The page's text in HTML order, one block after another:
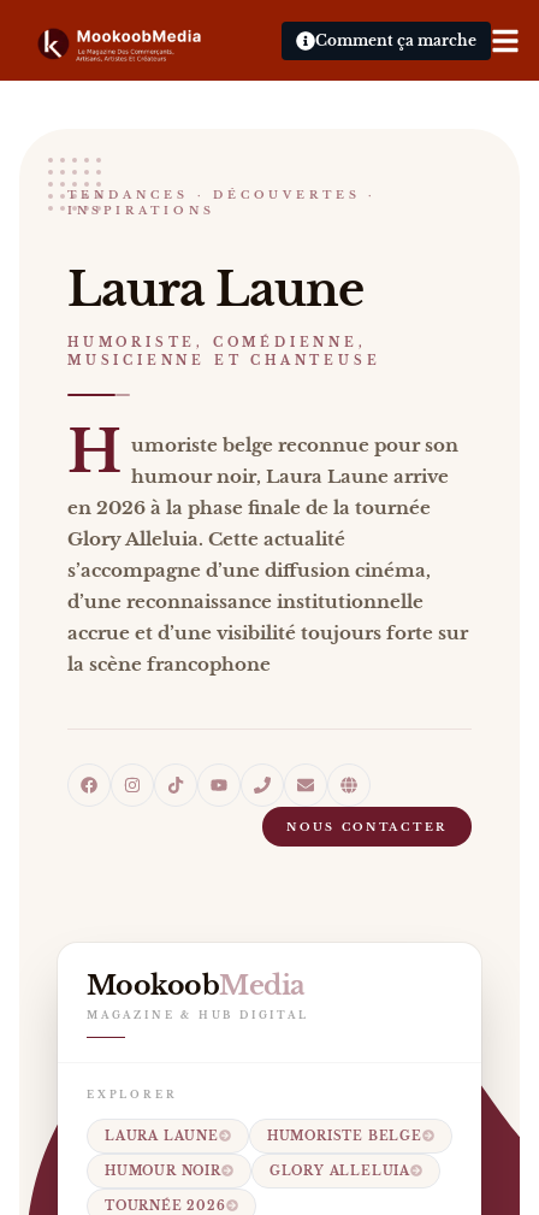
Comment ça marche
Laura Laune
HUMORISTE, COMÉDIENNE, MUSICIENNE ET
Laura Laune Humoriste belge reconnue pour
Catalogue :événements, presse, vidéos
TENDANCES · DÉCOUVERTES ·
INSPIRATIONS
Laura Laune
HUMORISTE, COMÉDIENNE,
MUSICIENNE ET CHANTEUSE
H umoriste belge reconnue pour son
humour noir, Laura Laune arrive
en 2026 à la phase finale de la tournée
Glory Alleluia. Cette actualité
s’accompagne d’une diffusion cinéma,
d’une reconnaissance institutionnelle
accrue et d’une visibilité toujours forte sur
la scène francophone
NOUS CONTACTER
MookoobMedia
MAGAZINE & HUB DIGITAL
EXPLORER
LAURA LAUNE HUMORISTE BELGE
HUMOUR NOIR GLORY ALLELUIA
TOURNÉE 2026